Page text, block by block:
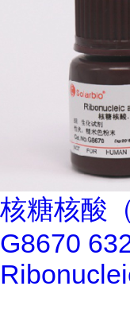
核糖核酸
G8670